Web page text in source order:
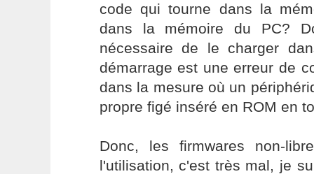
code qui tourne dans la
dans la mémoire du PC?
nécessaire de le charger
démarrage est une erreur de
dans la mesure où un
propre figé inséré en ROM en
Donc, les firmwares non-
l'utilisation, c'est très mal, je